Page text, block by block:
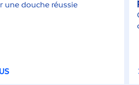
une douche réussie